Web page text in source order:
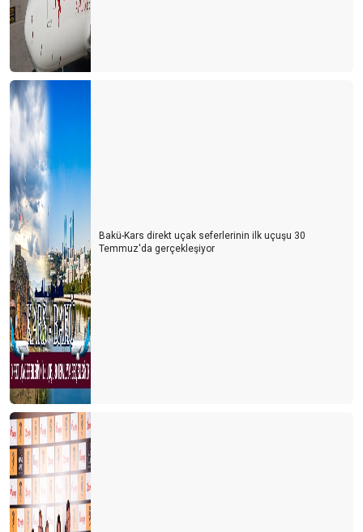
Hayat devam ediyor mu?
YA ŞİMDİ?
Antalya'nın 3 sınavı
Turistin derdi çok
KARAALİOĞLU’NUN ÇIĞLIĞI
REWE, FTI’yı ya yutarsa…
Türk gibi başladık, İngiliz gibi bitirdik
İÇİNDEN TIR GEÇEN ANTİK KENT
TURİZMDE DÜNYA SIRALAMASI DEĞİŞTİ
Herşey dahil 6 gün olsun
Havasahası kapalı Ukrayna’dan 134.000 Ukraynalı turist geldi
Tanıtımda özgün olmalıyız
Yerleşik göçmenler geliyor
Kaptan S.O.S. veriyor
Antalya’ya 1 milyon İngiliz turist geldi
Antalya'nın kardeş şehirleri
Başarının reçetesi
Bakü-Kars direkt uçak seferlerinin ilk uçuşu 30
Temmuz'da gerçekleşiyor